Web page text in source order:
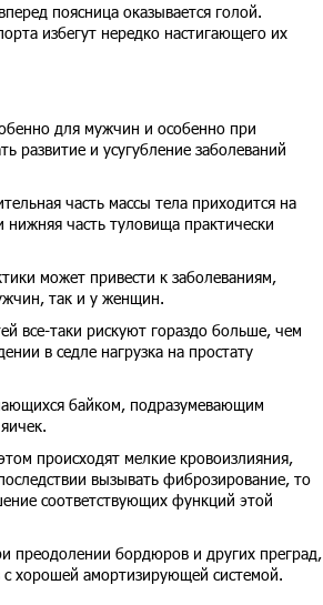
поясница оказывается голой.
избегут нередко настигающего их
для мужчин и особенно при
развитие и усугубление заболеваний
часть массы тела приходится на
часть туловища практически
может привести к заболеваниям,
так и у женщин.
все-таки рискуют гораздо больше, чем
в седле нагрузка на простату
байком, подразумевающим
происходят мелкие кровоизлияния,
вызывать фиброзирование, то
соответствующих функций этой
преодолении бордюров и других преград,
с хорошей амортизирующей системой.